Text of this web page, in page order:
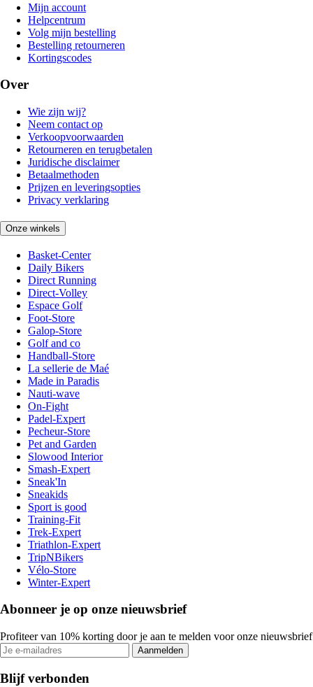
Mijn account
Helpcentrum
Volg mijn bestelling
Bestelling retourneren
Kortingscodes
Over
Wie zijn wij?
Neem contact op
Verkoopvoorwaarden
Retourneren en terugbetalen
Juridische disclaimer
Betaalmethoden
Prijzen en leveringsopties
Privacy verklaring
Onze winkels
Basket-Center
Daily Bikers
Direct Running
Direct-Volley
Espace Golf
Foot-Store
Galop-Store
Golf and co
Handball-Store
La sellerie de Maé
Made in Paradis
Nauti-wave
On-Fight
Padel-Expert
Pecheur-Store
Pet and Garden
Slowood Interior
Smash-Expert
Sneak'In
Sneakids
Sport is good
Training-Fit
Trek-Expert
Triathlon-Expert
TripNBikers
Vélo-Store
Winter-Expert
Abonneer je op onze nieuwsbrief
Profiteer van 10% korting door je aan te melden voor onze nieuwsbrief
Aanmelden
Blijf verbonden